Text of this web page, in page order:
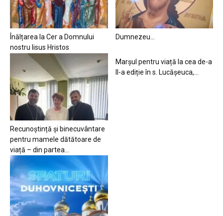
Înălțarea la Cer a Domnului
nostru Iisus Hristos
Dumnezeu…
Recunoștință și binecuvântare
pentru mamele dătătoare de
viață – din partea...
Marșul pentru viață la cea de-a
II-a ediție în s. Lucășeuca,...